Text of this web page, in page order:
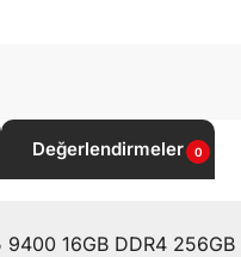
Değerlendirmeler 0
16GB DDR4